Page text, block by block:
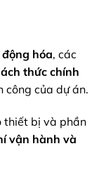
hóa, các
thức chính
công của dự án.
thiết bị và phần
vận hành và